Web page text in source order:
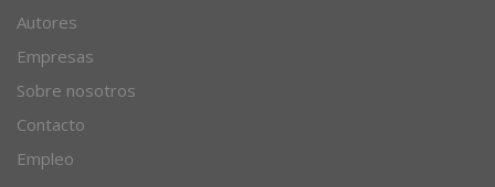
Autores
Empresas
Sobre nosotros
Contacto
Empleo